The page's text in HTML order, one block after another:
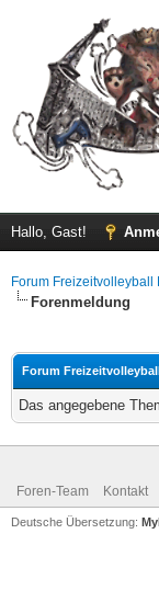
Hallo, Gast!
Forum Freizeitvolleyball
Forenmeldung
Forum
Das angegebene
Foren-Team Kontakt
Deutsche Übersetzung: